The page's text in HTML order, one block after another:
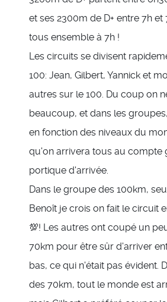
et ses 2300m de D+ entre 7h et
tous ensemble à 7h !
Les circuits se divisent
100: Jean, Gilbert, Yannick et
autres sur le 100. Du coup on
beaucoup, et dans les
en fonction des niveaux du
qu'on arrivera tous au compte
portique d'arrivée.
Dans le groupe des 100km,
Benoît je crois on fait le circuit
💯! Les autres ont coupé un
70km pour être sûr d'arriver
bas, ce qui n'était pas évident.
des 70km, tout le monde est